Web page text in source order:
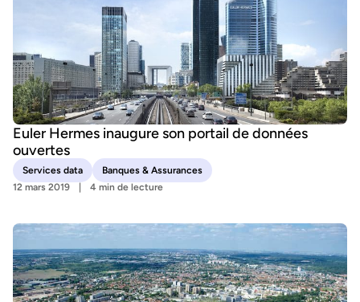
Euler Hermes inaugure son portail de données
ouvertes
Services data
Banques & Assurances
12 mars 2019
4 min de lecture